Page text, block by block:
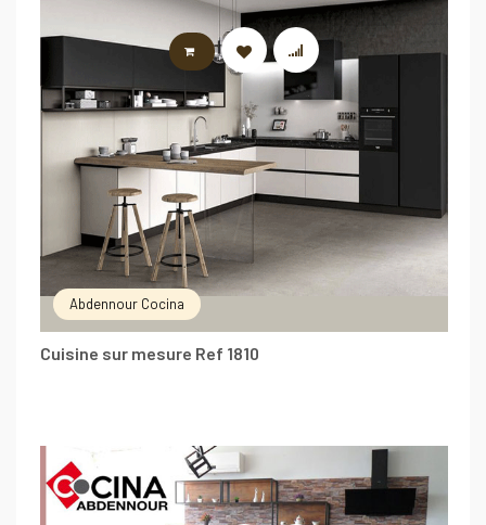
Abdennour Cocina
Cuisine sur mesure Ref 1810
LIRE LA SUITE